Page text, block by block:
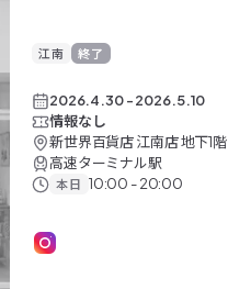
江南 終了
2026.4.30-2026.5.10
情報なし
新世界百貨店 江南店 地下1階
高速ターミナル駅
本日 10:00 - 20:00